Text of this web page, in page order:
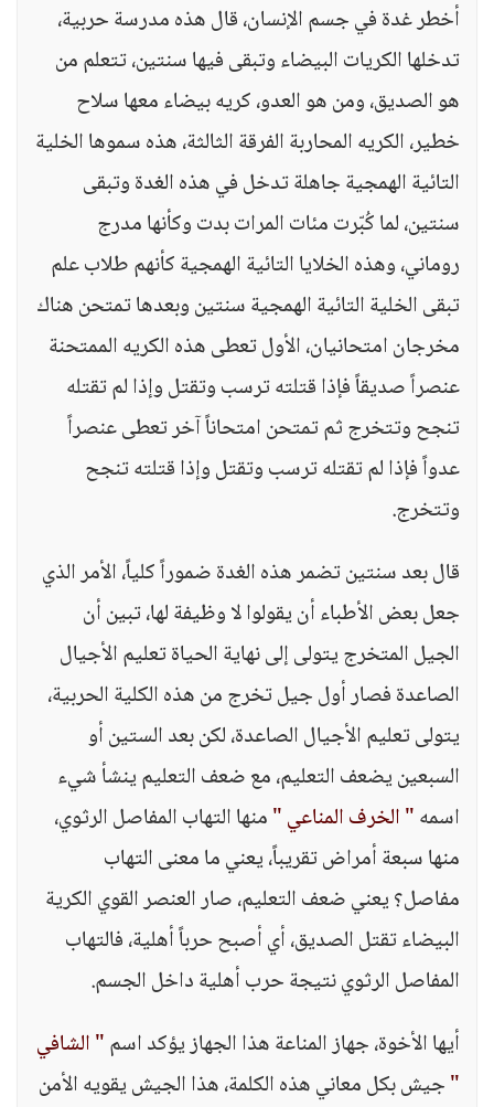
أخطر غدة في جسم الإنسان، قال هذه مدرسة حربية،
تدخلها الكريات البيضاء وتبقى فيها سنتين، تتعلم من
هو الصديق، ومن هو العدو، كريه بيضاء معها سلاح
خطير، الكريه المحاربة الفرقة الثالثة، هذه سموها الخلية
التائية الهمجية جاهلة تدخل في هذه الغدة وتبقى
سنتين، لما كُبّرت مئات المرات بدت وكأنها مدرج
روماني، وهذه الخلايا التائية الهمجية كأنهم طلاب علم
تبقى الخلية التائية الهمجية سنتين وبعدها تمتحن هناك
مخرجان امتحانيان، الأول تعطى هذه الكريه الممتحنة
عنصراً صديقاً فإذا قتلته ترسب وتقتل وإذا لم تقتله
تنجح وتتخرج ثم تمتحن امتحاناً آخر تعطى عنصراً
عدواً فإذا لم تقتله ترسب وتقتل وإذا قتلته تنجح
وتتخرج.
قال بعد سنتين تضمر هذه الغدة ضموراً كلياً، الأمر الذي
جعل بعض الأطباء أن يقولوا لا وظيفة لها، تبين أن
الجيل المتخرج يتولى إلى نهاية الحياة تعليم الأجيال
الصاعدة فصار أول جيل تخرج من هذه الكلية الحربية،
يتولى تعليم الأجيال الصاعدة، لكن بعد الستين أو
السبعين يضعف التعليم، مع ضعف التعليم ينشأ شيء
اسمه" الخرف المناعي "منها التهاب المفاصل الرثوي،
منها سبعة أمراض تقريباً، يعني ما معنى التهاب
مفاصل؟ يعني ضعف التعليم، صار العنصر القوي الكرية
البيضاء تقتل الصديق، أي أصبح حرباً أهلية، فالتهاب
المفاصل الرثوي نتيجة حرب أهلية داخل الجسم.
أيها الأخوة، جهاز المناعة هذا الجهاز يؤكد اسم" الشافي
"جيش بكل معاني هذه الكلمة، هذا الجيش يقويه الأمن